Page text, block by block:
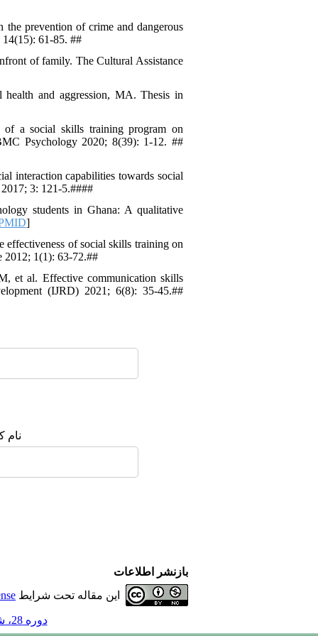
prevention of crime and dangerous
61-85. ##
of family. The Cultural Assistance
health and aggression, MA. Thesis in
a social skills training program on
Psychology 2020; 8(39): 1-12. ##
interaction capabilities towards social
3: 121-5.####
students in Ghana: A qualitative
]
of social skills training on
2012; 1(1): 63-72.##
et al. Effective communication skills
(IJRD) 2021; 6(8): 35-45.##
نام
بازنشر اطلاعات
این مقاله تحت شرایط
دوره 28، شماره 4 - ( 4-1402 )